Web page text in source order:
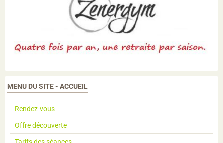
MENU DU SITE - ACCUEIL
Rendez-vous
Offre découverte